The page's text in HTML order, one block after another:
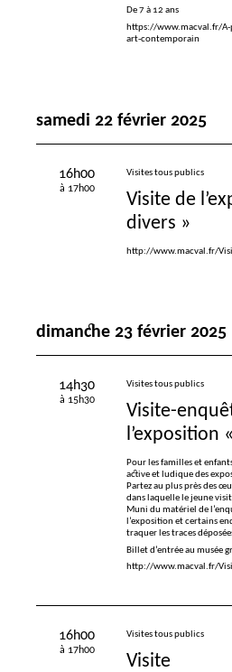
De 7 à 12 ans
https://www.macval.fr/A-
art-contemporain
samedi 22 février 2025
16h00
à 17h00
Visites tous publics
Visite de
divers »
http://www.macval.fr/
dimanche 23 février 2025
14h30
à 15h30
Visites tous publics
Visite-
l’exposition «
Pour les familles et
active et ludique des
Partez au plus près des
dans laquelle le jeune
Muni du matériel de
l’exposition et certains
traquer les traces
Billet d’entrée au musée
http://www.macval.fr/
16h00
à 17h00
Visites tous publics
Visite